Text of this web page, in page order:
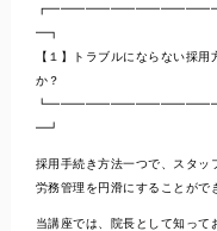
━┓
【１】トラブルにならない採
か？
━┛
採用手続き方法一つで、スタッ
労務管理を円滑にすることがで
当講座では、院長として知って